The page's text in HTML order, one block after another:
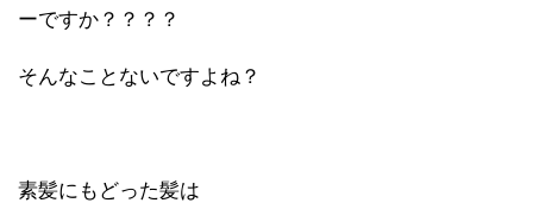
ーですか？？？？
そんなことないですよね？
素髪にもどった髪は